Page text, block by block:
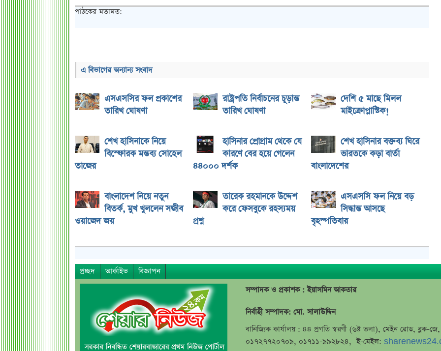
পাঠকের মতামত:
এ বিভাগের অন্যান্য সংবাদ
এসএসসির ফল প্রকাশের
তারিখ ঘোষণা
রাষ্ট্রপতি নির্বাচনের চূড়ান্ত
তারিখ ঘোষণা
দেশি ৫ মাছে মিলল
মাইক্রোপ্লাস্টিক!
শেখ হাসিনাকে নিয়ে
বিস্ফোরক মন্তব্য সোহেল
তাজের
হাসিনার প্রোগ্রাম থেকে যে
কারণে বের হয়ে গেলেন
৪৪০০০ দর্শক
শেখ হাসিনার বক্তব্য ঘিরে
ভারতকে কড়া বার্তা
বাংলাদেশের
বাংলাদেশ নিয়ে নতুন
বিতর্ক, মুখ খুললেন সজীব
ওয়াজেদ জয়
তারেক রহমানকে উদ্দেশ
করে ফেসবুকে রহস্যময়
প্রশ্ন
এসএসসি ফল নিয়ে বড়
সিদ্ধান্ত আসছে
বৃহস্পতিবার
প্রচ্ছদ আর্কাইভ
বিজ্ঞাপন
সম্পাদক ও প্রকাশক : ইয়াসমিন আকতার
নির্বাহী সম্পাদক: মো. সালাউদ্দিন
বানিজ্যিক কার্যালয় : ৪৪ প্রগতি স্বরণী (৬ষ্ট তলা), মেইন রোড, ব্লক-
০১৭২৭৭২০৭০৯, ০১৭১১-৯৯২৮২৪, ই-মেইল: